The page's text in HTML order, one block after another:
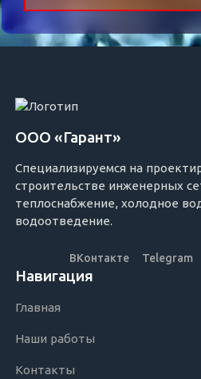
ООО «Гарант»
Специализируемся на
строительстве инженерных
теплоснабжение, холодное
водоотведение.
ВКонтакте Telegram
Навигация
Главная
Наши работы
Контакты